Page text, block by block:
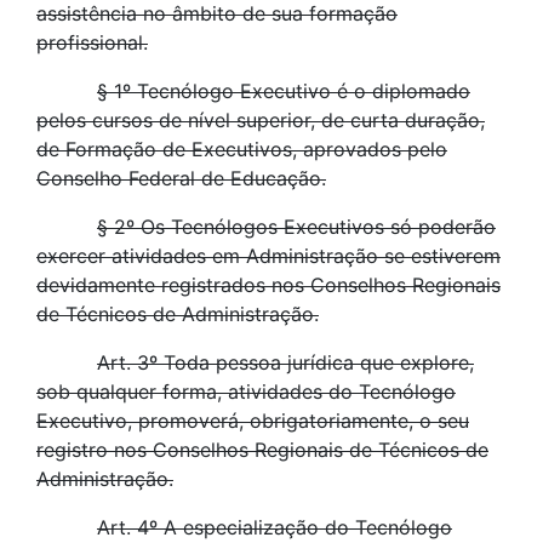
assistência no âmbito de sua formação
profissional.
§ 1º Tecnólogo Executivo é o diplomado
pelos cursos de nível superior, de curta duração,
de Formação de Executivos, aprovados pelo
Conselho Federal de Educação.
§ 2º Os Tecnólogos Executivos só poderão
exercer atividades em Administração se estiverem
devidamente registrados nos Conselhos Regionais
de Técnicos de Administração.
Art. 3º Toda pessoa jurídica que explore,
sob qualquer forma, atividades do Tecnólogo
Executivo, promoverá, obrigatoriamente, o seu
registro nos Conselhos Regionais de Técnicos de
Administração.
Art. 4º A especialização do Tecnólogo